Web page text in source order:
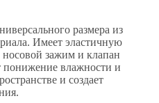
размера из
Имеет эластичную
носовой зажим и клапан
понижение влажности и
и создает